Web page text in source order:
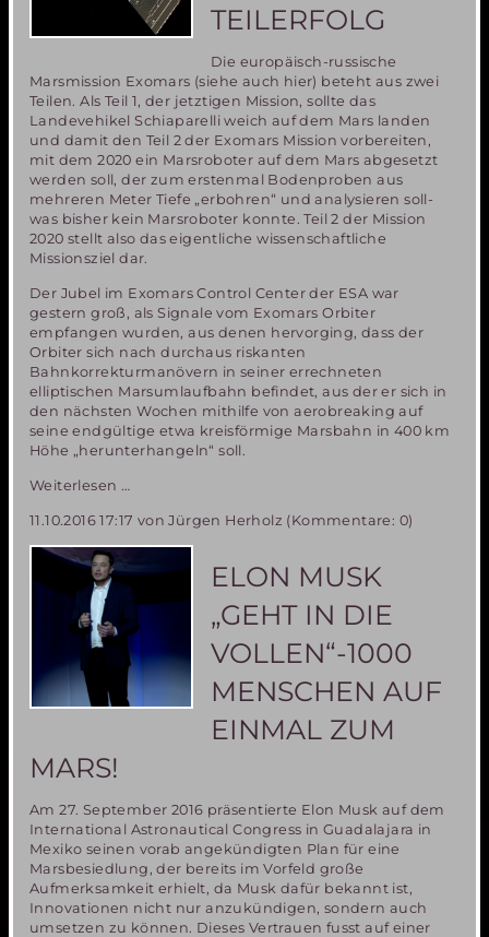
aber
nicht
TEILERFOLG
Die europäisch-russische
Marsmission Exomars (siehe auch hier) beteht aus zwei
Teilen. Als Teil 1, der jetztigen Mission, sollte das
Landevehikel Schiaparelli weich auf dem Mars landen
und damit den Teil 2 der Exomars Mission vorbereiten,
mit dem 2020 ein Marsroboter auf dem Mars abgesetzt
werden soll, der zum erstenmal Bodenproben aus
mehreren Meter Tiefe „erbohren“ und analysieren soll-
was bisher kein Marsroboter konnte. Teil 2 der Mission
2020 stellt also das eigentliche wissenschaftliche
Missionsziel dar.
Der Jubel im Exomars Control Center der ESA war
gestern groß, als Signale vom Exomars Orbiter
empfangen wurden, aus denen hervorging, dass der
Orbiter sich nach durchaus riskanten
Bahnkorrekturmanövern in seiner errechneten
elliptischen Marsumlaufbahn befindet, aus der er sich in
den nächsten Wochen mithilfe von aerobreaking auf
seine endgültige etwa kreisförmige Marsbahn in 400 km
Höhe „herunterhangeln“ soll.
Weiterlesen …
Teil
1-
ein
Teilerfolg
11.10.2016 17:17 von Jürgen Herholz (Kommentare: 0)
ELON MUSK
„GEHT IN DIE
VOLLEN“-1000
MENSCHEN AUF
EINMAL ZUM
MARS!
Am 27. September 2016 präsentierte Elon Musk auf dem
International Astronautical Congress in Guadalajara in
Mexiko seinen vorab angekündigten Plan für eine
Marsbesiedlung, der bereits im Vorfeld große
Aufmerksamkeit erhielt, da Musk dafür bekannt ist,
Innovationen nicht nur anzukündigen, sondern auch
umsetzen zu können. Dieses Vertrauen fusst auf einer